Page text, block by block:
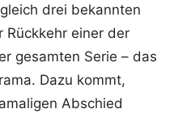
drei bekannten
Rückkehr einer der
gesamten Serie – das
Dazu kommt,
Abschied